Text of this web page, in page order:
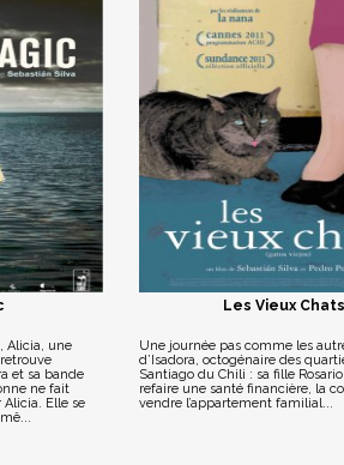
Alicia, une
et sa bande
ne fait
Elle se
Les Vieux Chats
Une journée pas comme les
d’Isadora, octogénaire des
Santiago du Chili : sa fille
refaire une santé financière, la
vendre l’appartement familial...